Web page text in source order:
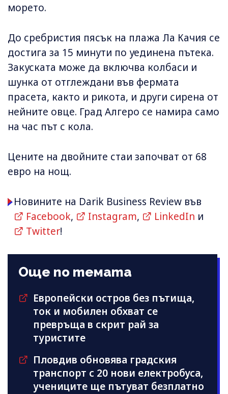
морето.
До сребристия пясък на плажа Ла Качия се
достига за 15 минути по уединена пътека.
Закуската може да включва колбаси и
шунка от отглеждани във фермата
прасета, както и рикота, и други сирена от
нейните овце. Град Алгеро се намира само
на час път с кола.
Цените на двойните стаи започват от 68
евро на нощ.
Новините на Darik Business Review във
Facebook, Instagram, LinkedIn и
Twitter!
Още по темата
Европейски остров без пътища,
ток и мобилен обхват се
превръща в скрит рай за
туристите
Пловдив обновява градския
транспорт с 20 нови електробуса,
учениците ще пътуват безплатно